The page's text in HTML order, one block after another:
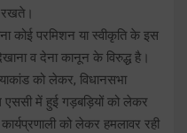
रखते।
कोई परमिशन या स्वीकृति के इस
व देना कानून के विरुद्ध है।
को लेकर, विधानसभा
में हुई गड़बड़ियों को लेकर
को लेकर हमलावर रही